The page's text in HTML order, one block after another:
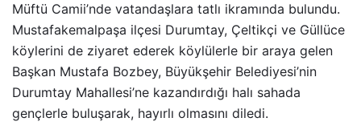
Müftü Camii’nde vatandaşlara tatlı ikramında bulundu.
Mustafakemalpaşa ilçesi Durumtay, Çeltikçi ve Güllüce
köylerini de ziyaret ederek köylülerle bir araya gelen
Başkan Mustafa Bozbey, Büyükşehir Belediyesi’nin
Durumtay Mahallesi’ne kazandırdığı halı sahada
gençlerle buluşarak, hayırlı olmasını diledi.